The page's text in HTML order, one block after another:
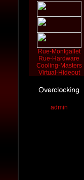
Rue-Montgallet
Rue-Hardware
Cooling-Masters
Virtual-Hideout
admin